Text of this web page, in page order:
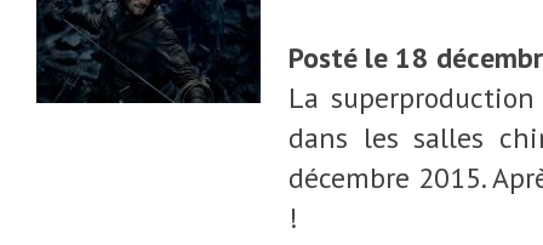
Posté le 18
La
dans les salles
décembre 2015.
!